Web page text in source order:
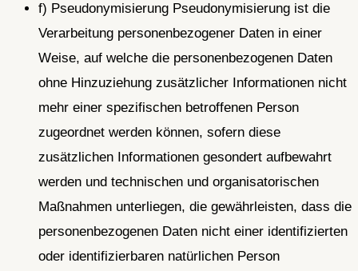
f) Pseudonymisierung Pseudonymisierung ist die
Verarbeitung personenbezogener Daten in einer
Weise, auf welche die personenbezogenen Daten
ohne Hinzuziehung zusätzlicher Informationen nicht
mehr einer spezifischen betroffenen Person
zugeordnet werden können, sofern diese
zusätzlichen Informationen gesondert aufbewahrt
werden und technischen und organisatorischen
Maßnahmen unterliegen, die gewährleisten, dass die
personenbezogenen Daten nicht einer identifizierten
oder identifizierbaren natürlichen Person